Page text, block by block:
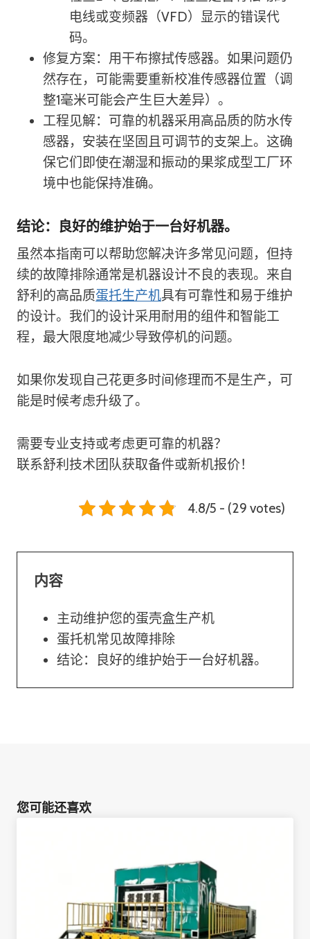
电线或变频器（VFD）显示的错误代
码。
修复方案：用干布擦拭传感器。如果问题仍
然存在，可能需要重新校准传感器位置（调
整1毫米可能会产生巨大差异）。
工程见解：可靠的机器采用高品质的防水传
感器，安装在坚固且可调节的支架上。这确
保它们即使在潮湿和振动的果浆成型工厂环
境中也能保持准确。
结论：良好的维护始于一台好机器。
虽然本指南可以帮助您解决许多常见问题，但持
续的故障排除通常是机器设计不良的表现。来自
舒利的高品质蛋托生产机具有可靠性和易于维护
的设计。我们的设计采用耐用的组件和智能工
程，最大限度地减少导致停机的问题。
如果你发现自己花更多时间修理而不是生产，可
能是时候考虑升级了。
需要专业支持或考虑更可靠的机器？
联系舒利技术团队获取备件或新机报价！
4.8/5 - (29 votes)
内容
主动维护您的蛋壳盒生产机
蛋托机常见故障排除
结论：良好的维护始于一台好机器。
您可能还喜欢